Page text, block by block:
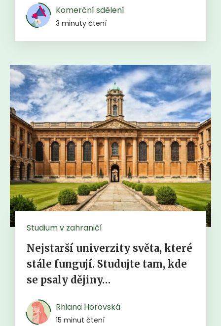
Komerční sdělení
3 minuty čtení
Studium v zahraničí
Nejstarší univerzity světa, které
stále fungují. Studujte tam, kde
se psaly dějiny…
Rhiana Horovská
15 minut čtení